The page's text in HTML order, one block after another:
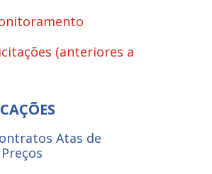
(anteriores a
Atas de